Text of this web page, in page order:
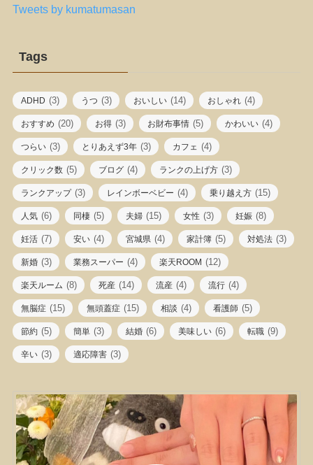
Tweets by kumatumasan
Tags
ADHD (3) うつ (3) おいしい (14) おしゃれ (4)
おすすめ (20) お得 (3) お財布事情 (5) かわいい (4)
つらい (3) とりあえず3年 (3) カフェ (4)
クリック数 (5) ブログ (4) ランクの上げ方 (3)
ランクアップ(3) レインボーベビー (4) 乗り越え方 (15)
人気 (6) 同棲 (5) 夫婦 (15) 女性 (3) 妊娠 (8)
妊活 (7) 安い (4) 宮城県 (4) 家計簿 (5) 対処法 (3)
新婚 (3) 業務スーパー (4) 楽天ROOM (12)
楽天ルーム (8) 死産 (14) 流産 (4) 流行 (4)
無脳症 (15) 無頭蓋症 (15) 相談 (4) 看護師 (5)
節約 (5) 簡単 (3) 結婚 (6) 美味しい (6) 転職 (9)
辛い (3) 適応障害 (3)